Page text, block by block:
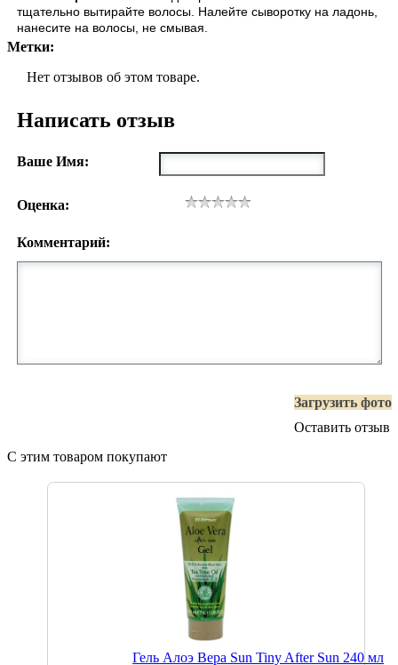
тщательно вытирайте волосы. Налейте сыворотку на ладонь,
нанесите на волосы, не смывая.
Метки:
Нет отзывов об этом товаре.
Написать отзыв
Ваше Имя:
Оценка:
Комментарий:
Загрузить фото
Оставить отзыв
С этим товаром покупают
Гель Алоэ Вера Sun Tiny After Sun 240 мл